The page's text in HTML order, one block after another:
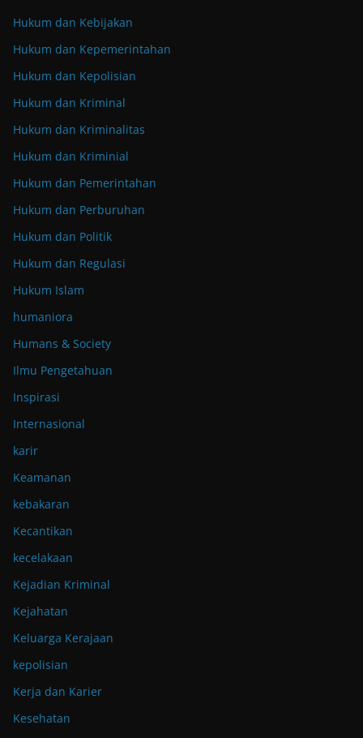
Hukum dan Kebijakan
Hukum dan Kepemerintahan
Hukum dan Kepolisian
Hukum dan Kriminal
Hukum dan Kriminalitas
Hukum dan Kriminial
Hukum dan Pemerintahan
Hukum dan Perburuhan
Hukum dan Politik
Hukum dan Regulasi
Hukum Islam
humaniora
Humans & Society
Ilmu Pengetahuan
Inspirasi
Internasional
karir
Keamanan
kebakaran
Kecantikan
kecelakaan
Kejadian Kriminal
Kejahatan
Keluarga Kerajaan
kepolisian
Kerja dan Karier
Kesehatan